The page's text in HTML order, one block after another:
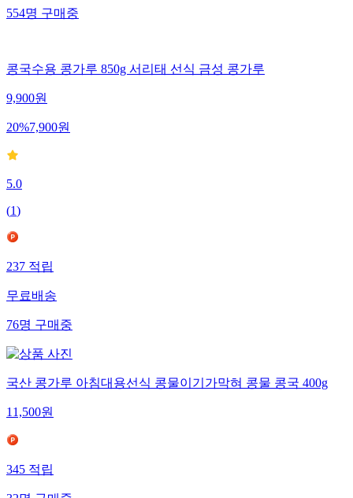
554명구매중
콩국수용 콩가루 850g 서리태 선식 금성 콩가루
9,900원
20%7,900원
5.0
(1)
237적립
무료배송
76명구매중
국산 콩가루 아침대용선식 콩물이기가막혀 콩물 콩국 400g
11,500원
345적립